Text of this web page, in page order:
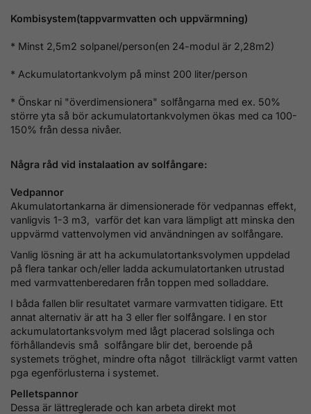
Kombisystem(tappvarmvatten och uppvärmning)
* Minst 2,5m2 solpanel/person(en 24-modul är 2,28m2)
* Ackumulatortankvolym på minst 200 liter/person
* Önskar ni "överdimensionera" solfångarna med ex. 50%
större yta så bör ackumulatortankvolymen ökas med ca 100-
150% från dessa nivåer.
Några råd vid instalaation av solfångare:
Vedpannor
Akumulatortankarna är dimensionerade för vedpannas effekt,
vanligvis 1-3 m3, varför det kan vara lämpligt att minska den
uppvärmd vattenvolymen vid användningen av solfångare.
Vanlig lösning är att ha ackumulatortanksvolymen uppdelad
på flera tankar och/eller ladda ackumulatortanken utrustad
med varmvattenberedaren från toppen med solladdare.
I båda fallen blir resultatet varmare varmvatten tidigare. Ett
annat alternativ är att ha 3 eller fler solfångare. I en stor
ackumulatortanksvolym med lågt placerad solslinga och
förhållandevis små solfångare blir det, beroende på
systemets tröghet, mindre ofta något tillräckligt varmt vatten
pga egenförlusterna i systemet.
Pelletspannor
Dessa är lättreglerade och kan arbeta direkt mot